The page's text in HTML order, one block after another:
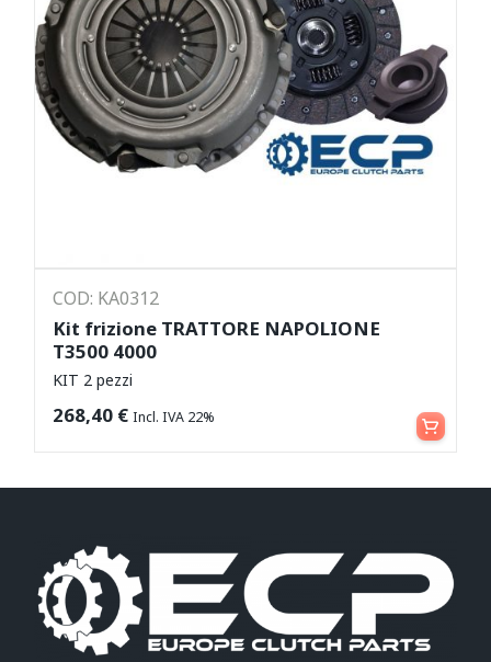
COD: KA0312
Kit frizione TRATTORE NAPOLIONE
T3500 4000
KIT 2 pezzi
268,40 € Incl. IVA 22% Aggiungi al carrello